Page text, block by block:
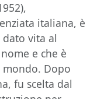
italiana, è
vita al
e che è
Dopo
fu scelta dal